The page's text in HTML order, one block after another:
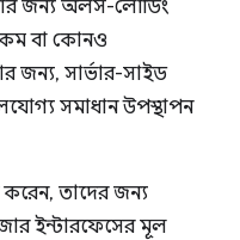
জন্য অলস-লোডিং
কম বা কোনও
জন্য, সার্ভার-সাইড
সমাধান উপস্থাপন
করেন, তাদের জন্য
ইন্টারফেসের মূল